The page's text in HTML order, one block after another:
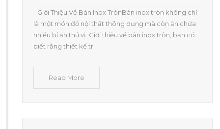
- Giới Thiệu Về Bàn Inox TrònBàn inox tròn không chỉ
là một món đồ nội thất thông dụng mà còn ẩn chứa
nhiều bí ẩn thú vị. Giới thiệu về bàn inox tròn, bạn có
biết rằng thiết kế tr
Read More